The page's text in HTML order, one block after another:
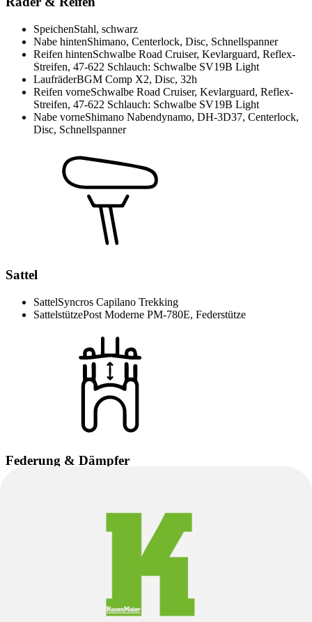
SpeichenStahl, schwarz
Nabe hintenShimano, Centerlock, Disc, Schnellspanner
Reifen hintenSchwalbe Road Cruiser, Kevlarguard, Reflex-
Streifen, 47-622 Schlauch: Schwalbe SV19B Light
LaufräderBGM Comp X2, Disc, 32h
Reifen vorneSchwalbe Road Cruiser, Kevlarguard, Reflex-
Streifen, 47-622 Schlauch: Schwalbe SV19B Light
Nabe vorneShimano Nabendynamo, DH-3D37, Centerlock,
Disc, Schnellspanner
Sattel
SattelSyncros Capilano Trekking
SattelstützePost Moderne PM-780E, Federstütze
Federung & Dämpfer
SR Suntour
Suntour NEX DS, 63 mm
Hinweis zu Produktbildern, Produktbeschreibung
Komponenten sind je nach Liefersituation möglich. Alternativ
verbaute Komponenten entsprechen dem Qualitätsniveau der